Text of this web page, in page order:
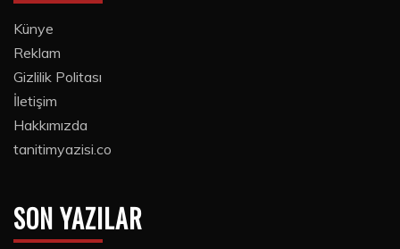
Künye
Reklam
Gizlilik Politası
İletişim
Hakkımızda
tanitimyazisi.co
SON YAZILAR